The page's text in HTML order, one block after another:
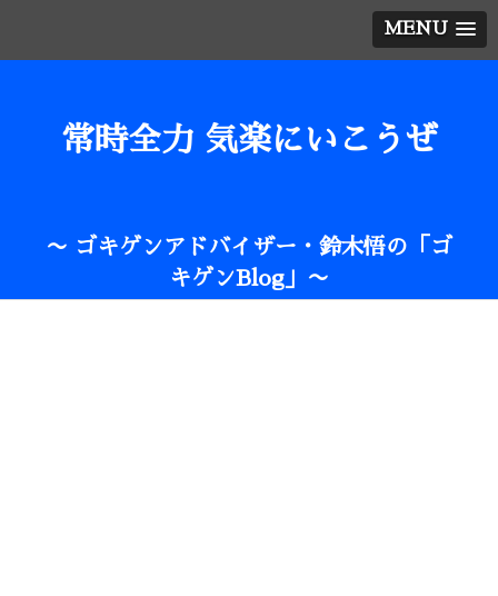
MENU
常時全力 気楽にいこうぜ
〜 ゴキゲンアドバイザー・鈴木悟の「ゴ
キゲンBlog」〜